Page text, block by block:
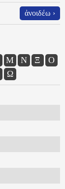
ἀνοιδέω ›
Μ Ν Ξ
Ο
Ω